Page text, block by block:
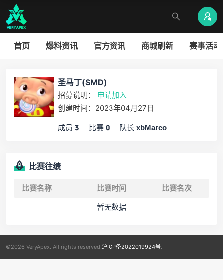
首页 爆料资讯 官方资讯 商城刷新 赛事活动
圣马丁(SMD)
招募说明： 申请加入
创建时间：2023年04月27日
成员 3 比赛 0 队长 xbMarco
比赛往绩
比赛名称 比赛时间
比赛名次
暂无数据
©2026 VeryApex. All rights reserved. 沪ICP备2022019924号